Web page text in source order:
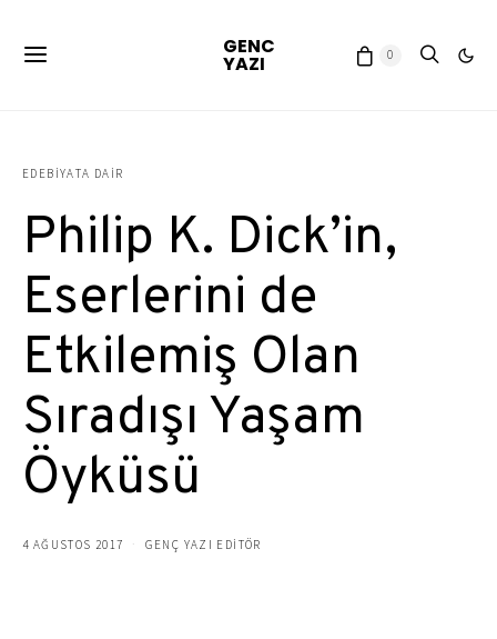
GENC
YAZI 0
EDEBIYATA DAIR
Philip K. Dick’in,
Eserlerini de
Etkilemiş Olan
Sıradışı Yaşam
Öyküsü
4 AĞUSTOS 2017 GENÇ YAZI EDITÖR